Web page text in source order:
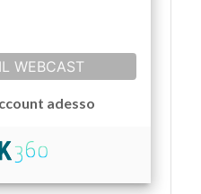
WEBCAST
adesso